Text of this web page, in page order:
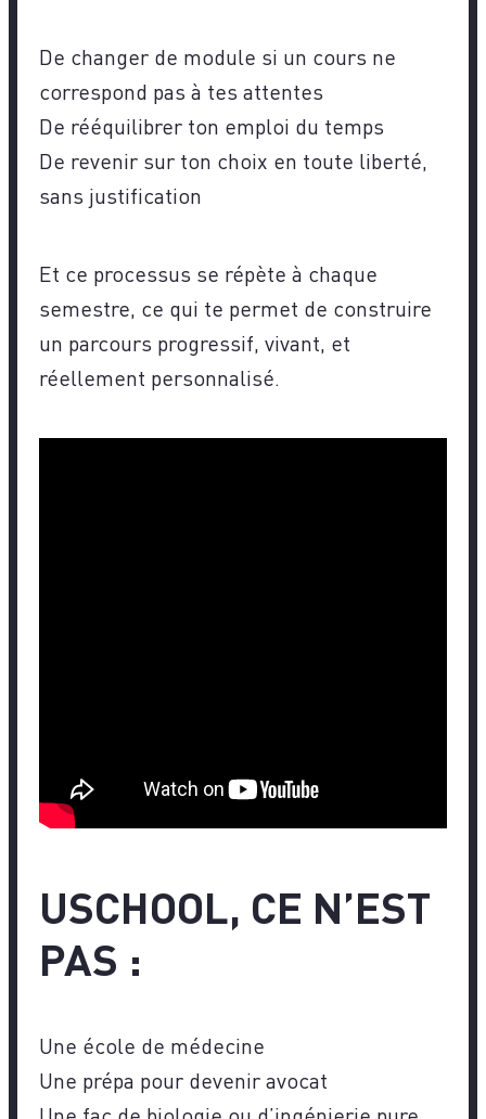
De changer de module si un cours ne
correspond pas à tes attentes
De rééquilibrer ton emploi du temps
De revenir sur ton choix en toute liberté,
sans justification
Et ce processus se répète à chaque
semestre, ce qui te permet de construire
un parcours progressif, vivant, et
réellement personnalisé.
USCHOOL, CE N’EST
PAS :
Une école de médecine
Une prépa pour devenir avocat